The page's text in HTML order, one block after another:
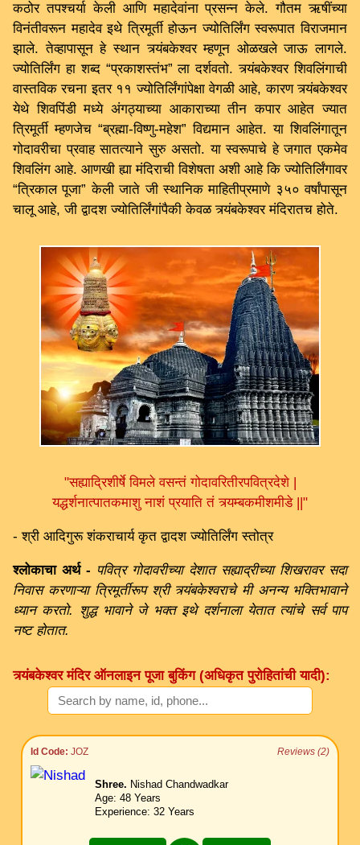
कठोर तपश्चर्या केली आणि महादेवांना प्रसन्न केले. गौतम ऋषींच्या
विनंतीवरून महादेव इथे त्रिमूर्ती होऊन ज्योतिर्लिंग स्वरूपात विराजमान
झाले. तेव्हापासून हे स्थान त्र्यंबकेश्वर म्हणून ओळखले जाऊ लागले.
ज्योतिर्लिंग हा शब्द “प्रकाशस्तंभ” ला दर्शवतो. त्र्यंबकेश्वर शिवलिंगाची
वास्तविक रचना इतर ११ ज्योतिर्लिंगांपेक्षा वेगळी आहे, कारण त्र्यंबकेश्वर
येथे शिवपिंडी मध्ये अंगठ्याच्या आकाराच्या तीन कपार आहेत ज्यात
त्रिमूर्ती म्हणजेच “ब्रह्मा-विष्णु-महेश” विद्यमान आहेत. या शिवलिंगातून
गोदावरीचा प्रवाह सातत्याने सुरु असतो. या स्वरूपाचे हे जगात एकमेव
शिवलिंग आहे. आणखी ह्या मंदिराची विशेषता अशी आहे कि ज्योतिर्लिंगावर
“त्रिकाल पूजा” केली जाते जी स्थानिक माहितीप्रमाणे ३५० वर्षांपासून
चालू आहे, जी द्वादश ज्योतिर्लिंगांपैकी केवळ त्र्यंबकेश्वर मंदिरातच होते.
"सह्याद्रिशीर्षे विमले वसन्तं गोदावरितीरपवित्रदेशे |
यद्धर्शनात्पातकमाशु नाशं प्रयाति तं त्र्यम्बकमीशमीडे ||"
- श्री आदिगुरू शंकराचार्य कृत द्वादश ज्योतिर्लिंग स्तोत्र
श्लोकाचा अर्थ - पवित्र गोदावरीच्या देशात सह्याद्रीच्या शिखरावर सदा
निवास करणाऱ्या त्रिमूर्तीरूप श्री त्र्यंबकेश्वराचे मी अनन्य भक्तिभावाने
ध्यान करतो. शुद्ध भावाने जे भक्त इथे दर्शनाला येतात त्यांचे सर्व पाप
नष्ट होतात.
त्र्यंबकेश्वर मंदिर ऑनलाइन पूजा बुकिंग (अधिकृत पुरोहितांची यादी):
Id Code: JOZ Reviews (2)
Shree. Nishad Chandwadkar
Age: 48 Years
Experience: 32 Years